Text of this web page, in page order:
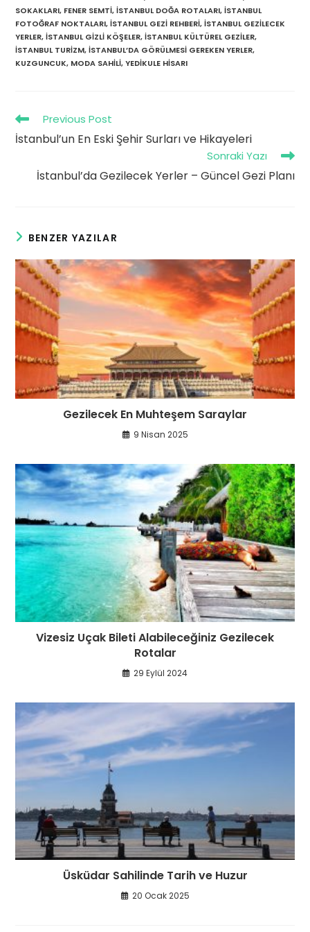
SOKAKLARI, FENER SEMTI, İSTANBUL DOĞA ROTALARI, İSTANBUL
FOTOĞRAF NOKTALARI, İSTANBUL GEZI REHBERI, İSTANBUL GEZILECEK
YERLER, İSTANBUL GIZLI KÖŞELER, İSTANBUL KÜLTÜREL GEZILER,
İSTANBUL TURIZM, İSTANBUL’DA GÖRÜLMESI GEREKEN YERLER,
KUZGUNCUK, MODA SAHILI, YEDIKULE HISARI
Read
more
articles
Previous Post
İstanbul’un En Eski Şehir Surları ve Hikayeleri
Sonraki Yazı
İstanbul’da Gezilecek Yerler – Güncel Gezi Planı
BENZER YAZILAR
Gezilecek En Muhteşem Saraylar
9 Nisan 2025
Vizesiz Uçak Bileti Alabileceğiniz Gezilecek
Rotalar
29 Eylül 2024
Üsküdar Sahilinde Tarih ve Huzur
20 Ocak 2025